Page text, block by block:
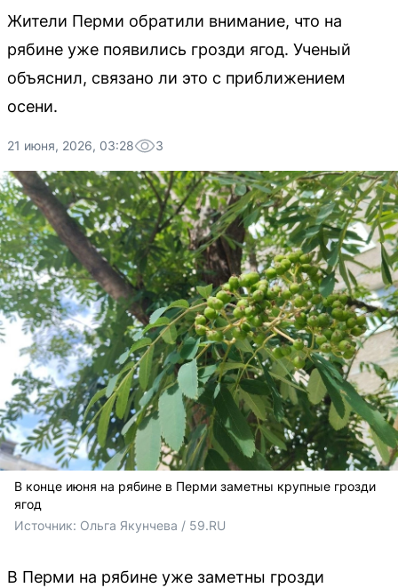
Жители Перми обратили внимание, что на
рябине уже появились грозди ягод. Ученый
объяснил, связано ли это с приближением
осени.
21 июня, 2026, 03:28 3
В конце июня на рябине в Перми заметны крупные грозди
ягод
Источник: Ольга Якунчева / 59.RU
В Перми на рябине уже заметны грозди